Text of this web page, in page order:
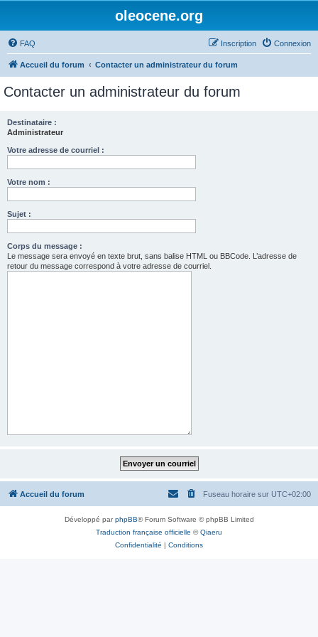
oleocene.org
FAQ Connexion
Inscription
Accueil du forum Contacter un administrateur du forum
Contacter un administrateur du forum
Destinataire :
Administrateur
Votre adresse de courriel :
Votre nom :
Sujet :
Corps du message :
Le message sera envoyé en texte brut, sans balise HTML ou BBCode. L’adresse de
retour du message correspond à votre adresse de courriel.
Accueil du forum Fuseau horaire sur UTC+02:00
Développé parphpBB® Forum Software © phpBB Limited
Traduction française officielle ©Qiaeru
Confidentialité | Conditions